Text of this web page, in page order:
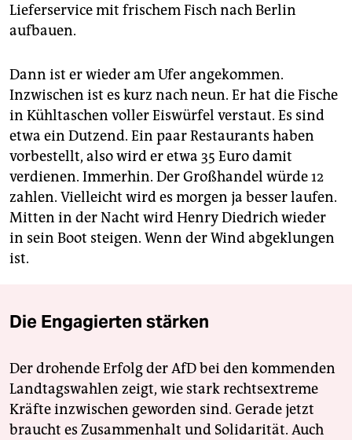
Lieferservice mit frischem Fisch nach Berlin
aufbauen.
Dann ist er wieder am Ufer angekommen.
Inzwischen ist es kurz nach neun. Er hat die Fische
in Kühltaschen voller Eiswürfel verstaut. Es sind
etwa ein Dutzend. Ein paar Restaurants haben
vorbestellt, also wird er etwa 35 Euro damit
verdienen. Immerhin. Der Großhandel würde 12
zahlen. Vielleicht wird es morgen ja besser laufen.
Mitten in der Nacht wird Henry Diedrich wieder
in sein Boot steigen. Wenn der Wind abgeklungen
ist.
Die Engagierten stärken
Der drohende Erfolg der AfD bei den kommenden
Landtagswahlen zeigt, wie stark rechtsextreme
Kräfte inzwischen geworden sind. Gerade jetzt
braucht es Zusammenhalt und Solidarität. Auch